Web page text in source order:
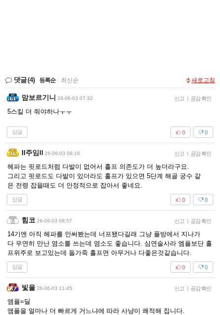
댓글(4) 등록순 최신순 새로고침
맘보르기니 26-06-03 07:32 신고 | 공감 확인
5스킬 더 줘야하나ㅜㅜ
답글 0
0
Il주임ll 26-06-03 08:16 신고 | 공감 확인
헤파는 핏로드처럼 다발이 없어서 홀프 의존도가 더 높더라구요.
그리고 핏로드도 다발이 있더라도 홀프가 있으면 5단계 해골 궁수 같
은 전령 잡을때도 더 안정적으로 잡아서 좋네요.
답글 0
0
힘코 26-06-03 08:57 신고 | 공감 확인
14기엔 아직 헤파를 안써봤는데 너프됐다길래 그냥 풀방에서 지나가
다 우연히 만난 염소를 쓰는데 염소도 좋습니다. 심연술사라 엠플보단 홀
프위주로 보고있는데 돌가죽 홀프면 아무거나 다좋은것같습니다.
답글 0
0
빛을 26-06-03 11:45 신고 | 공감 확인
앰플=딜
앰플을 얼마나 더 빠르게 거느냐에 따라 사냥이 쾌적해 집니다.